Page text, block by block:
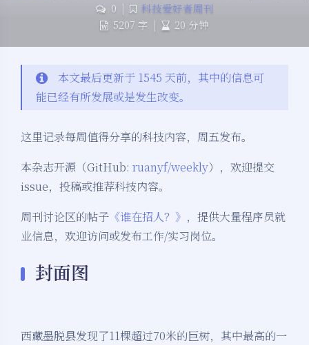
0 |
科技爱好者周刊
5207 字 | 20 分钟
本文最后更新于 1545 天前，其中的信息可
能已经有所发展或是发生改变。
这里记录每周值得分享的科技内容，周五发布。
本杂志开源（GitHub: ruanyf/weekly），欢迎提交
issue，投稿或推荐科技内容。
周刊讨论区的帖子 《谁在招人？》 ，提供大量程序员就
业信息，欢迎访问或发布工作/实习岗位。
封面图
西藏墨脱县发现了11棵超过70米的巨树，其中最高的一